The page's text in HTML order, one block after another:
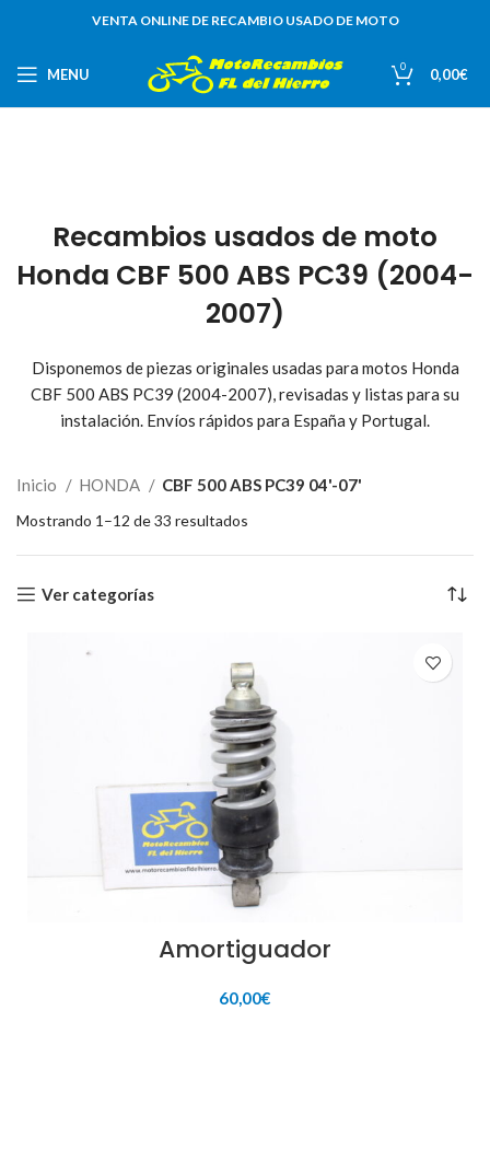
VENTA ONLINE DE RECAMBIO USADO DE MOTO
MENU 0 0,00€
Recambios usados de moto
Honda CBF 500 ABS PC39 (2004-
2007)
Disponemos de piezas originales usadas para motos Honda
CBF 500 ABS PC39 (2004-2007), revisadas y listas para su
instalación. Envíos rápidos para España y Portugal.
Inicio HONDA CBF 500 ABS PC39 04'-07'
Mostrando 1–12 de 33 resultados
Ver categorías
Amortiguador
60,00€